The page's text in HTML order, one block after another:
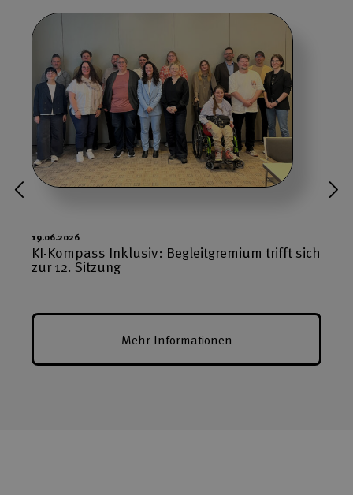
19.06.2026
KI-Kompass Inklusiv: Begleitgremium trifft sich
zur 12. Sitzung
Mehr Informationen